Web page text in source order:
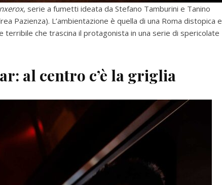
, serie a fumetti ideata da Stefano Tamburini e Tanino
Pazienza). L’ambientazione è quella di una Roma distopica e
terribile che trascina il protagonista in una serie di spericolate
al centro c’è la griglia